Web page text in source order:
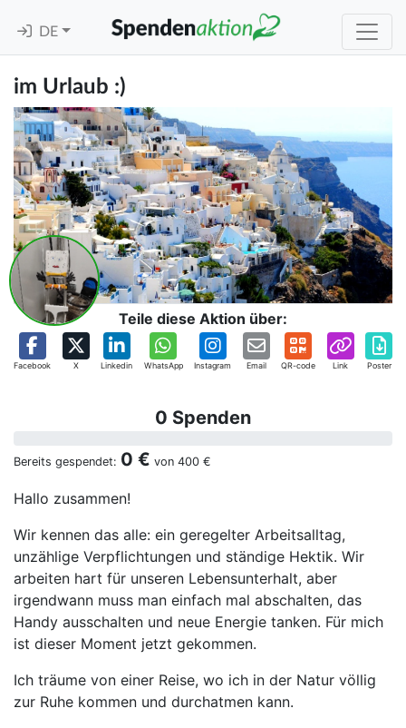
DE
im Urlaub :)
Teile diese Aktion über:
Facebook X Linkedin WhatsApp Instagram Email QR-code Link Poster
0 Spenden
Bereits gespendet: 0 € von 400 €
Hallo zusammen!
Wir kennen das alle: ein geregelter Arbeitsalltag,
unzählige Verpflichtungen und ständige Hektik. Wir
arbeiten hart für unseren Lebensunterhalt, aber
irgendwann muss man einfach mal abschalten, das
Handy ausschalten und neue Energie tanken. Für mich
ist dieser Moment jetzt gekommen.
Ich träume von einer Reise, wo ich in der Natur völlig
zur Ruhe kommen und durchatmen kann.